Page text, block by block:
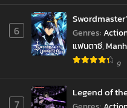
Chapter 131
February 5, 2025
Chapter 129
6 Genres:
แฟนตาซี,
9
7
Legend of